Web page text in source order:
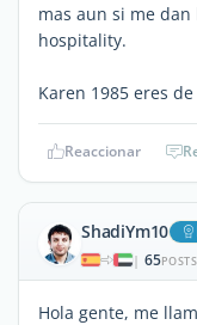
mas aun si me
hospitality.
Karen 1985 eres
Reaccionar
ShadiYm10
| 65POSTS
Hola gente, me